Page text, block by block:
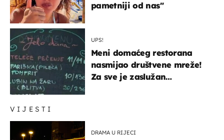
VIJESTI
DRAMA U RIJECI
pametniji od nas"
UPS!
Meni domaćeg restorana
nasmijao društvene mreže!
Za sve je zaslužan